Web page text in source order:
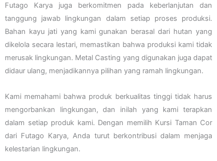
Futago Karya juga berkomitmen pada keberlanjutan dan
tanggung jawab lingkungan dalam setiap proses produksi.
Bahan kayu jati yang kami gunakan berasal dari hutan yang
dikelola secara lestari, memastikan bahwa produksi kami tidak
merusak lingkungan. Metal Casting yang digunakan juga dapat
didaur ulang, menjadikannya pilihan yang ramah lingkungan.
Kami memahami bahwa produk berkualitas tinggi tidak harus
mengorbankan lingkungan, dan inilah yang kami terapkan
dalam setiap produk kami. Dengan memilih Kursi Taman Cor
dari Futago Karya, Anda turut berkontribusi dalam menjaga
kelestarian lingkungan.